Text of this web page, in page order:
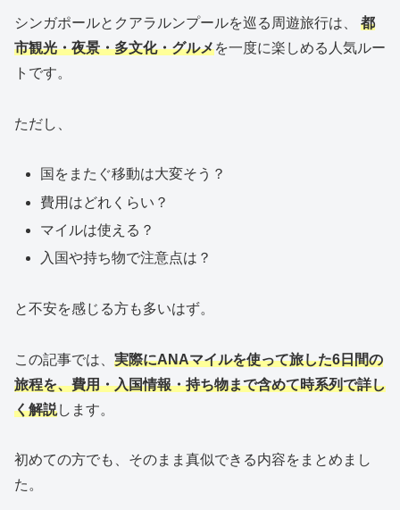
シンガポールとクアラルンプールを巡る周遊旅行は、 都
市観光・夜景・多文化・グルメを一度に楽しめる人気ルー
トです。
ただし、
国をまたぐ移動は大変そう？
費用はどれくらい？
マイルは使える？
入国や持ち物で注意点は？
と不安を感じる方も多いはず。
この記事では、 実際にANAマイルを使って旅した6日間の
旅程を、費用・入国情報・持ち物まで含めて時系列で詳し
く解説します。
初めての方でも、そのまま真似できる内容をまとめまし
た。